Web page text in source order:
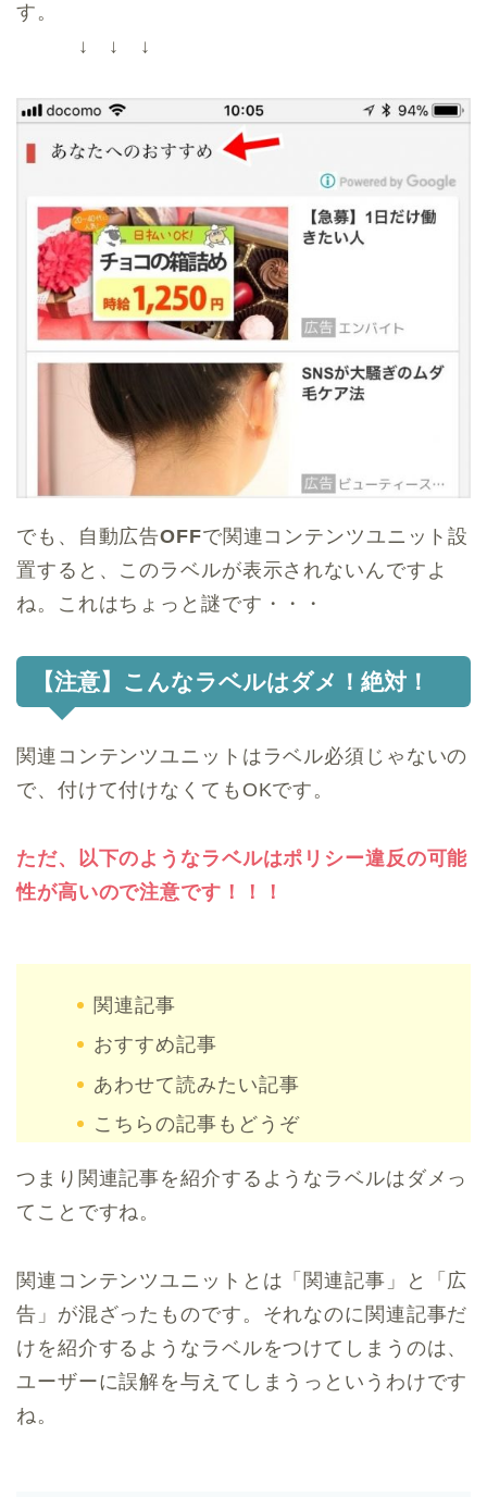
す。
↓ ↓ ↓
でも、自動広告OFFで関連コンテンツユニット設
置すると、このラベルが表示されないんですよ
ね。これはちょっと謎です・・・
【注意】こんなラベルはダメ！絶対！
関連コンテンツユニットはラベル必須じゃないの
で、付けて付けなくてもOKです。
ただ、以下のようなラベルはポリシー違反の可能
性が高いので注意です！！！
関連記事
おすすめ記事
あわせて読みたい記事
こちらの記事もどうぞ
つまり関連記事を紹介するようなラベルはダメっ
てことですね。
関連コンテンツユニットとは「関連記事」と「広
告」が混ざったものです。それなのに関連記事だ
けを紹介するようなラベルをつけてしまうのは、
ユーザーに誤解を与えてしまうっというわけです
ね。